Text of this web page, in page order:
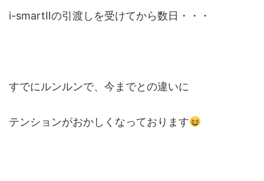
i-smartⅡの引渡しを受けてから数日・・・
すでにルンルンで、今までとの違いに
テンションがおかしくなっております